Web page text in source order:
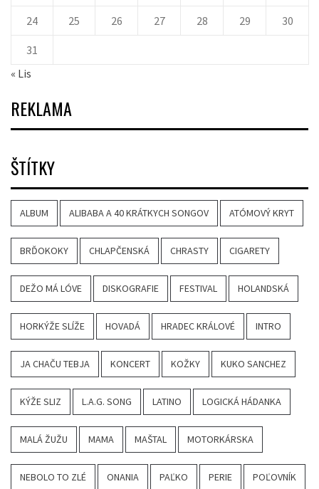
24 25 26 27 28 29 30
31
« Lis
REKLAMA
ŠTÍTKY
ALBUM ALIBABA A 40 KRÁTKYCH SONGOV ATÓMOVÝ KRYT
BRĎOKOKY CHLAPČENSKÁ CHRASTY CIGARETY
DEŽO MÁ LÓVE DISKOGRAFIE FESTIVAL HOLANDSKÁ
HORKÝŽE SLÍŽE HOVADÁ HRADEC KRÁLOVÉ INTRO
JA CHAČU TEBJA KONCERT KOŽKY KUKO SANCHEZ
KÝŽE SLIZ L.A.G. SONG LATINO LOGICKÁ HÁDANKA
MALÁ ŽUŽU MAMA MAŠTAL MOTORKÁRSKA
NEBOLO TO ZLÉ ONANIA PAĽKO PERIE POĽOVNÍK